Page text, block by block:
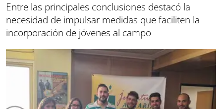
Entre las principales conclusiones destacó la
necesidad de impulsar medidas que faciliten la
incorporación de jóvenes al campo